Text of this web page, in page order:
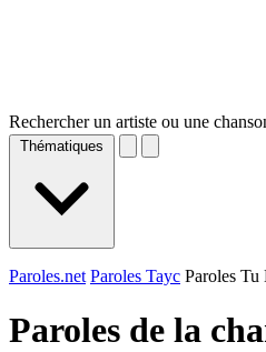
Rechercher un artiste ou une
Thématiques
Paroles.net Paroles Tayc Paroles Tu
Paroles de la